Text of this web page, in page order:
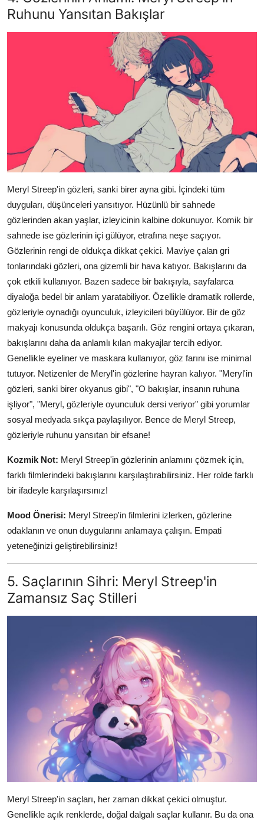
Ruhunu Yansıtan Bakışlar
Meryl Streep'in gözleri, sanki birer ayna gibi. İçindeki tüm
duyguları, düşünceleri yansıtıyor. Hüzünlü bir sahnede
gözlerinden akan yaşlar, izleyicinin kalbine dokunuyor. Komik bir
sahnede ise gözlerinin içi gülüyor, etrafına neşe saçıyor.
Gözlerinin rengi de oldukça dikkat çekici. Maviye çalan gri
tonlarındaki gözleri, ona gizemli bir hava katıyor. Bakışlarını da
çok etkili kullanıyor. Bazen sadece bir bakışıyla, sayfalarca
diyaloğa bedel bir anlam yaratabiliyor. Özellikle dramatik rollerde,
gözleriyle oynadığı oyunculuk, izleyicileri büyülüyor. Bir de göz
makyajı konusunda oldukça başarılı. Göz rengini ortaya çıkaran,
bakışlarını daha da anlamlı kılan makyajlar tercih ediyor.
Genellikle eyeliner ve maskara kullanıyor, göz farını ise minimal
tutuyor. Netizenler de Meryl'in gözlerine hayran kalıyor. "Meryl'in
gözleri, sanki birer okyanus gibi", "O bakışlar, insanın ruhuna
işliyor", "Meryl, gözleriyle oyunculuk dersi veriyor" gibi yorumlar
sosyal medyada sıkça paylaşılıyor. Bence de Meryl Streep,
gözleriyle ruhunu yansıtan bir efsane!
Kozmik Not: Meryl Streep'in gözlerinin anlamını çözmek için,
farklı filmlerindeki bakışlarını karşılaştırabilirsiniz. Her rolde farklı
bir ifadeyle karşılaşırsınız!
Mood Önerisi: Meryl Streep'in filmlerini izlerken, gözlerine
odaklanın ve onun duygularını anlamaya çalışın. Empati
yeteneğinizi geliştirebilirsiniz!
5. Saçlarının Sihri: Meryl Streep'in
Zamansız Saç Stilleri
Meryl Streep'in saçları, her zaman dikkat çekici olmuştur.
Genellikle açık renklerde, doğal dalgalı saçlar kullanır. Bu da ona